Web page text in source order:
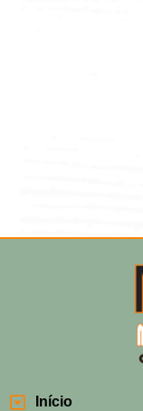
Início